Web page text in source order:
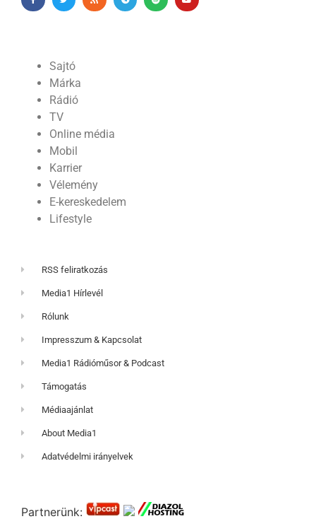
Sajtó
Márka
Rádió
TV
Online média
Mobil
Karrier
Vélemény
E-kereskedelem
Lifestyle
RSS feliratkozás
Media1 Hírlevél
Rólunk
Impresszum & Kapcsolat
Media1 Rádióműsor & Podcast
Támogatás
Médiaajánlat
About Media1
Adatvédelmi irányelvek
Partnerünk: